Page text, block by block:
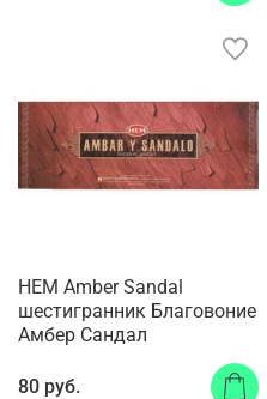
HEM Amber Sandal
шестигранник Благовоние
Амбер Сандал
80 руб.